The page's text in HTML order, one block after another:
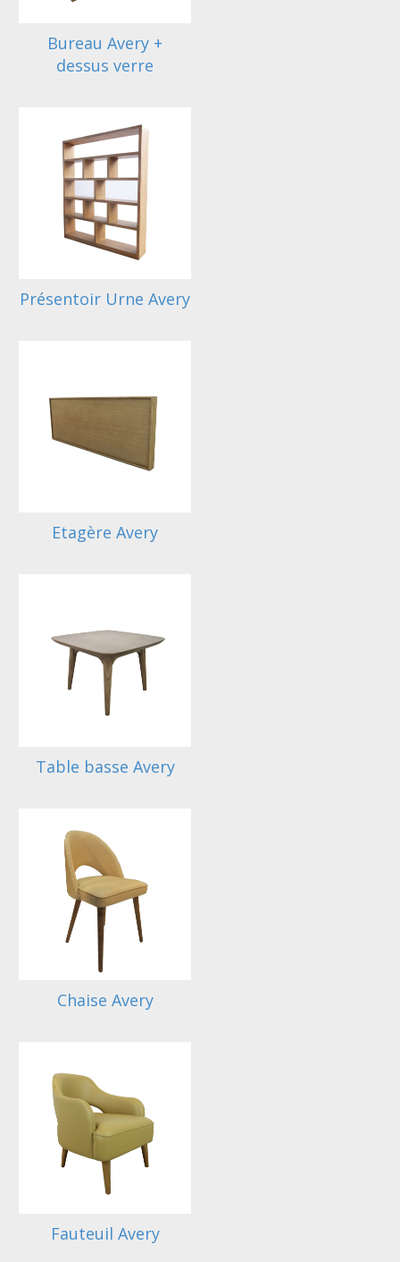
Bureau Avery +
dessus verre
Présentoir Urne Avery
Etagère Avery
Table basse Avery
Chaise Avery
Fauteuil Avery